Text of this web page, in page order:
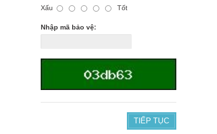
Xấu
Tốt
Nhập mã bảo vệ:
TIẾP TỤC